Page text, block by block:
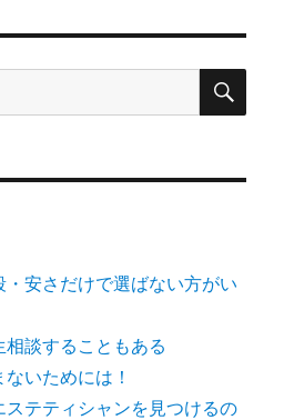
検
安さだけで選ばない方がい
談することもある
いためには！
テティシャンを見つけるの